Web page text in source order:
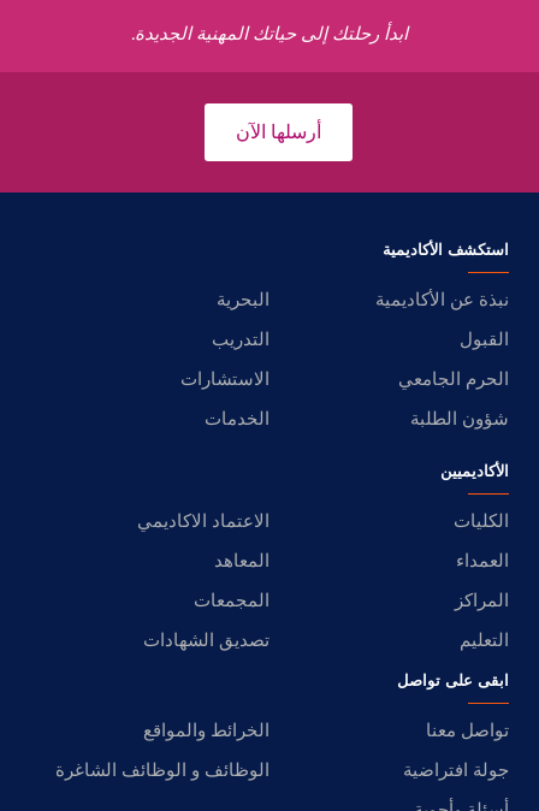
ابدأ رحلتك إلى حياتك المهنية الجديدة.
أرسلها الآن
استكشف الأكاديمية
نبذة عن الأكاديمية
البحرية
القبول
التدريب
الحرم الجامعي
الاستشارات
شؤون الطلبة
الخدمات
الأكاديميين
الكليات
الاعتماد الاكاديمي
العمداء
المعاهد
المراكز
المجمعات
التعليم
تصديق الشهادات
ابقى على تواصل
تواصل معنا
الخرائط والمواقع
جولة افتراضية
الوظائف و الوظائف الشاغرة